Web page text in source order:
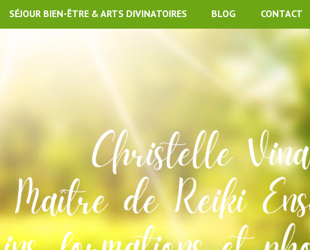
SÉJOUR BIEN-ÊTRE & ARTS DIVINATOIRES BLOG CONTACT